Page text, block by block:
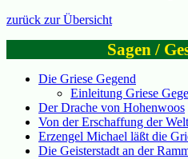
zurück zur Übersicht
Sagen /
Die Griese Gegend
Einleitung Griese
Der Drache von Hohenwoos
Von der Erschaffung der Welt
Erzengel Michael läßt die
Die Geisterstadt an der